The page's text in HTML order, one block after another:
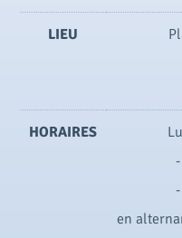
LIEU
HORAIRES
en